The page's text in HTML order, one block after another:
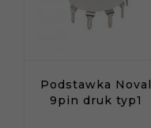
Podstawka Noval
9pin druk typ1